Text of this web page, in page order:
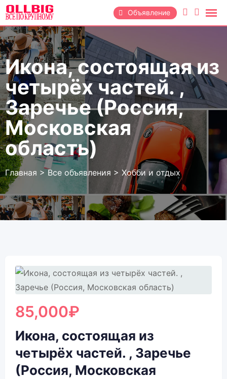
Перейти
содержанию
Объявление
Икона, состоящая из
четырёх частей. ,
Заречье (Россия,
Московская
область)
Главная > Все объявления > Хобби и отдых
85,000₽
Икона, состоящая из
четырёх частей. , Заречье
(Россия, Московская